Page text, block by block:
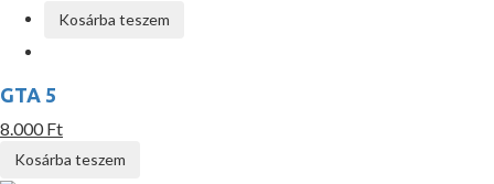
Kosárba teszem
GTA 5
8.000 Ft
Kosárba teszem